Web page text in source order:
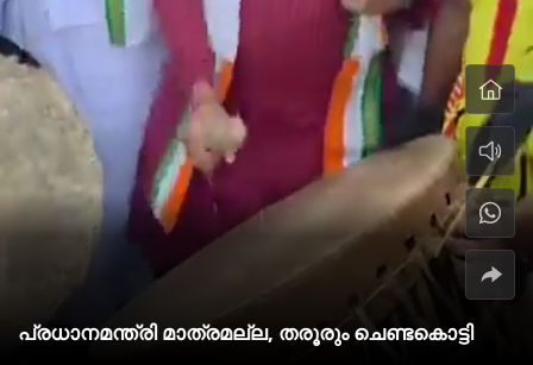
പ്രധാനമന്ത്രി മാത്രമല്ല, തരൂരും ചെണ്ടകൊട്ടി